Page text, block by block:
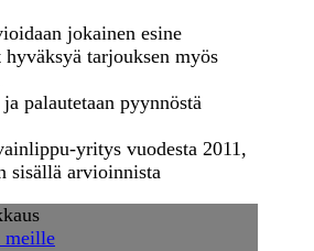
jokainen esine
tarjouksen myös
palautetaan pyynnöstä
yritys vuodesta 2011,
sisällä arvioinnista
meille